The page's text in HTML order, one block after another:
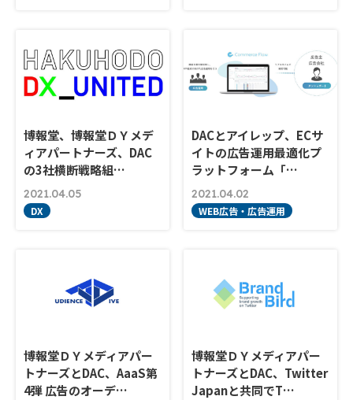
博報堂、博報堂ＤＹメデ
ィアパートナーズ、DAC
の3社横断戦略組…
2021.04.05
DX
DACとアイレップ、ECサ
イトの広告運用最適化プ
ラットフォーム「…
2021.04.02
WEB広告・広告運用
博報堂ＤＹメディアパー
トナーズとDAC、AaaS第
4弾 広告のオーデ…
博報堂ＤＹメディアパー
トナーズとDAC、Twitter
Japanと共同でT…